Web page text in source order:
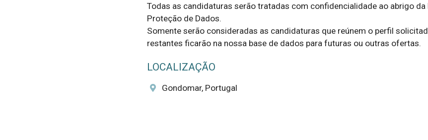
Todas as candidaturas serão tratadas com confidencialidade ao abrigo da
Proteção de Dados.
Somente serão consideradas as candidaturas que reúnem o perfil
restantes ficarão na nossa base de dados para futuras ou outras ofertas.
LOCALIZAÇÃO
Gondomar, Portugal